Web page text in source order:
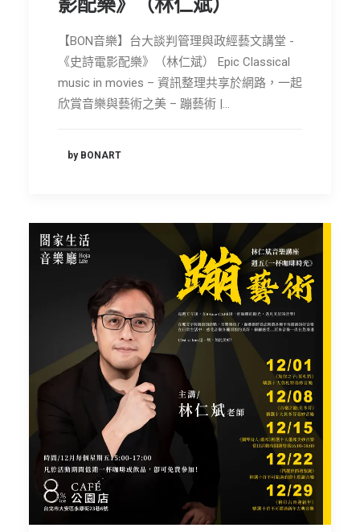
影配樂》（林仁斌）
【BON音樂】台大談判管理與政經藝文講堂 -
《史詩電影配樂》（林仁斌） Epic Classical
music in movies – 資訊整理共享於網路，一起
欣賞音樂與藝術之美 – 蹦藝術 |…
by BONART